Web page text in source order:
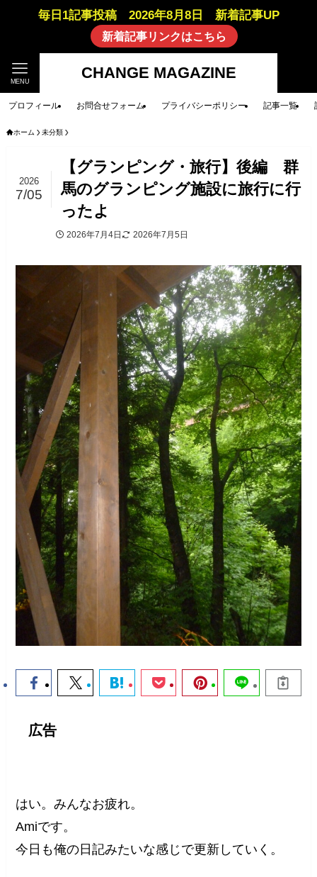
毎日1記事投稿 2026年8月8日 新着記事UP
新着記事リンクはこちら
CHANGE MAGAZINE
MENU
プロフィール お問合せフォーム プライバシーポリシー 記事一覧
ホーム 未分類
【グランピング・旅行】後編 群
馬のグランピング施設に旅行に行
ったよ
2026
7/05
2026年7月4日 2026年7月5日
広告
はい。みんなお疲れ。
Amiです。
今日も俺の日記みたいな感じで更新していく。